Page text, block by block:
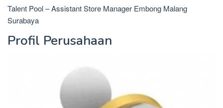
Talent Pool – Assistant Store Manager Embong Malang
Surabaya
Profil Perusahaan